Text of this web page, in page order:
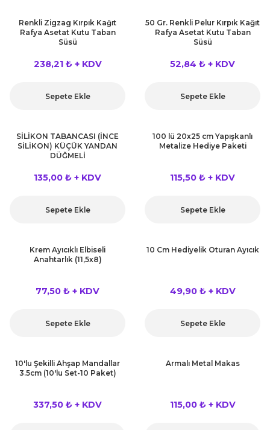
Renkli Zigzag Kırpık Kağıt
Rafya Asetat Kutu Taban
Süsü
238,21 ₺ + KDV
Sepete Ekle
50 Gr. Renkli Pelur Kırpık Kağıt
Rafya Asetat Kutu Taban
Süsü
52,84 ₺ + KDV
Sepete Ekle
SİLİKON TABANCASI (İNCE
SİLİKON) KÜÇÜK YANDAN
DÜĞMELİ
135,00 ₺ + KDV
Sepete Ekle
100 lü 20x25 cm Yapışkanlı
Metalize Hediye Paketi
115,50 ₺ + KDV
Sepete Ekle
Krem Ayıcıklı Elbiseli
Anahtarlık (11,5x8)
77,50 ₺ + KDV
Sepete Ekle
10 Cm Hediyelik Oturan Ayıcık
49,90 ₺ + KDV
Sepete Ekle
10'lu Şekilli Ahşap Mandallar
3.5cm (10'lu Set-10 Paket)
337,50 ₺ + KDV
Armalı Metal Makas
115,00 ₺ + KDV